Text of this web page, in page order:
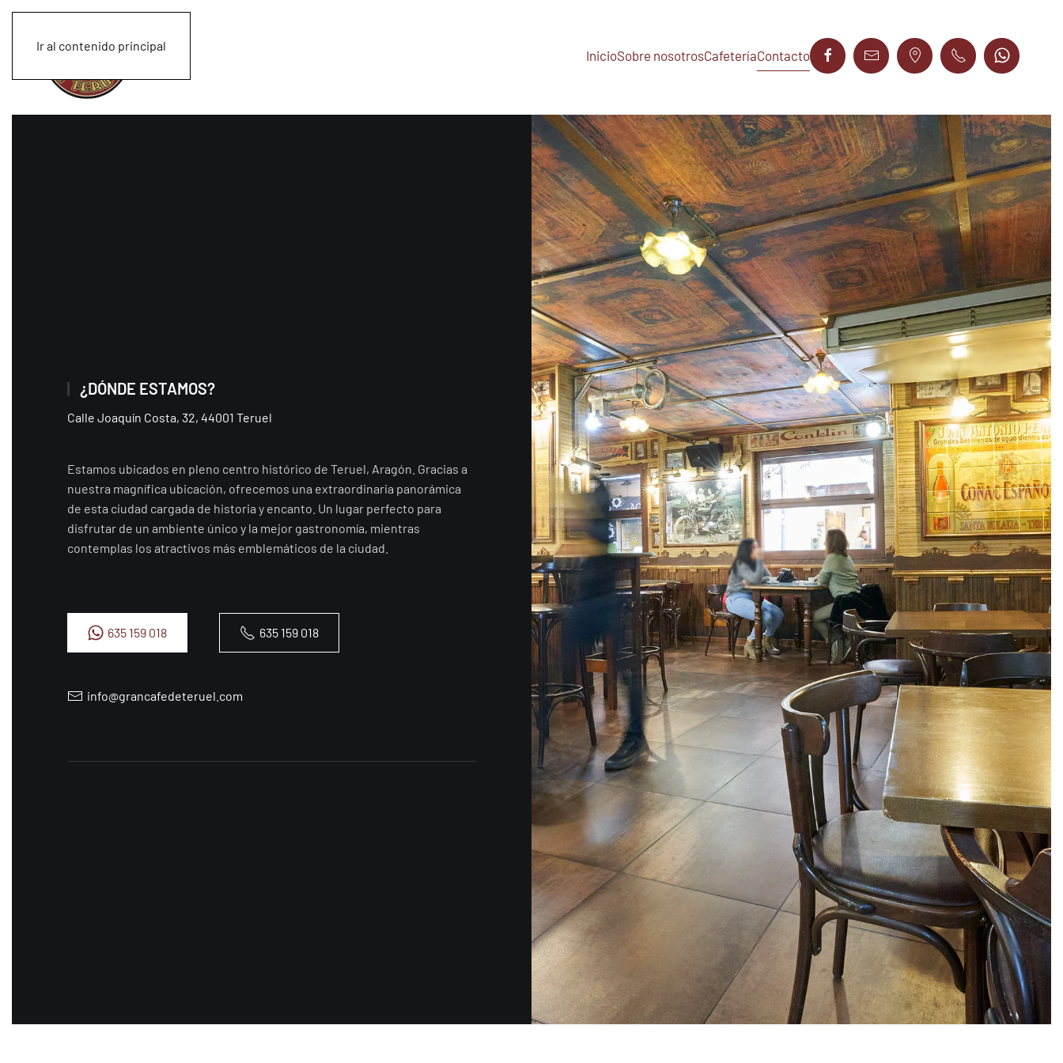
Ir al contenido principal
InicioSobre nosotrosCafeteríaContacto
¿DÓNDE ESTAMOS?
Calle Joaquín Costa, 32, 44001 Teruel
Estamos ubicados en pleno centro histórico de Teruel, Aragón. Gracias a
nuestra magnífica ubicación, ofrecemos una extraordinaria panorámica
de esta ciudad cargada de historia y encanto. Un lugar perfecto para
disfrutar de un ambiente único y la mejor gastronomía, mientras
contemplas los atractivos más emblemáticos de la ciudad.
635 159 018 635 159 018
info@grancafedeteruel.com